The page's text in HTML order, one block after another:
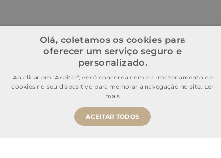
Olá, coletamos os cookies para
oferecer um serviço seguro e
personalizado.
Ao clicar em "Aceitar", você concorda com o armazenamento de
cookies no seu dispositivo para melhorar a navegação no site. Ler
mais
ACEITAR TODOS